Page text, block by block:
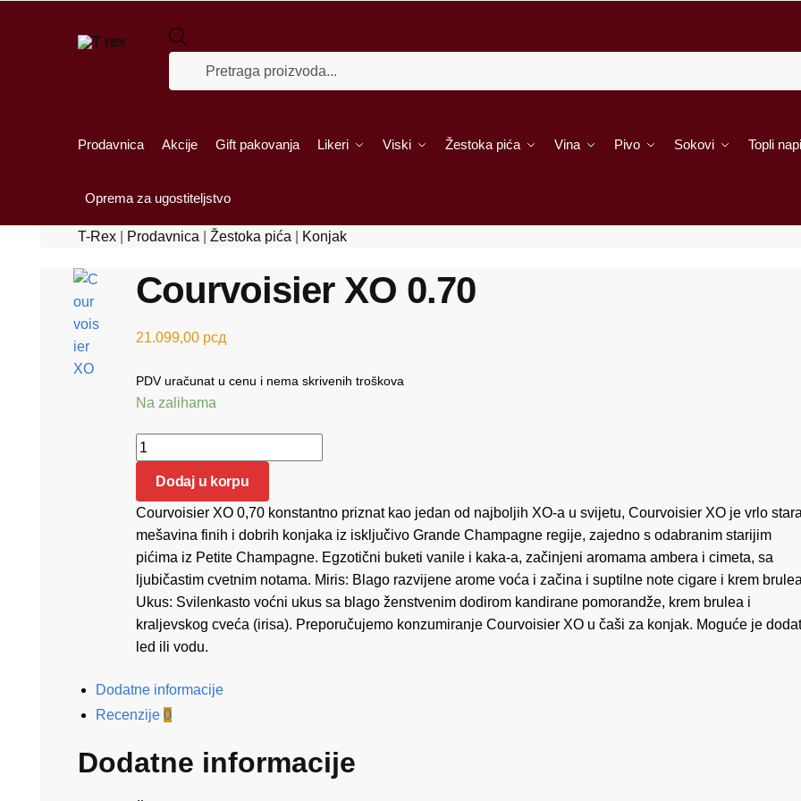
Prodavnica Akcije Gift pakovanja Likeri Viski Žestoka pića Vina Pivo Sokovi Topli
Oprema za ugostiteljstvo
T-Rex Prodavnica Žestoka pića Konjak
Courvoisier XO 0.70
21.099,00 рсд
PDV uračunat u cenu i nema skrivenih troškova
Na zalihama
Courvoisier XO 0.70 količina
Dodaj u korpu
Courvoisier XO 0,70 konstantno priznat kao jedan od najboljih XO-a u svijetu, Courvoisier XO je vrlo stara
mešavina finih i dobrih konjaka iz isključivo Grande Champagne regije, zajedno s odabranim starijim
pićima iz Petite Champagne. Egzotični buketi vanile i kaka-a, začinjeni aromama ambera i cimeta, sa
ljubičastim cvetnim notama. Miris: Blago razvijene arome voća i začina i suptilne note cigare i krem
Ukus: Svilenkasto voćni ukus sa blago ženstvenim dodirom kandirane pomorandže, krem brulea i
kraljevskog cveća (irisa). Preporučujemo konzumiranje Courvoisier XO u čaši za konjak. Moguće je
led ili vodu.
Dodatne informacije
Recenzije 0
Dodatne informacije